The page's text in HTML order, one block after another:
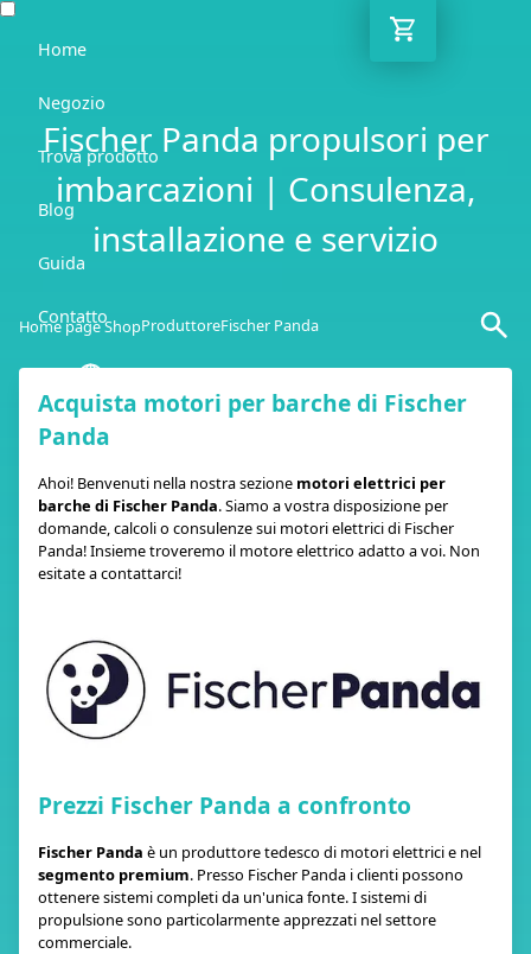
Home
Negozio
Trova prodotto
Blog
Guida
Contatto
Fischer Panda propulsori per
imbarcazioni | Consulenza,
installazione e servizio
Home page ShopProduttoreFischer Panda
Acquista motori per barche di Fischer
Panda
Ahoi! Benvenuti nella nostra sezione motori elettrici per
barche di Fischer Panda. Siamo a vostra disposizione per
domande, calcoli o consulenze sui motori elettrici di Fischer
Panda! Insieme troveremo il motore elettrico adatto a voi. Non
esitate a contattarci!
Prezzi Fischer Panda a confronto
Fischer Panda è un produttore tedesco di motori elettrici e nel
segmento premium. Presso Fischer Panda i clienti possono
ottenere sistemi completi da un'unica fonte. I sistemi di
propulsione sono particolarmente apprezzati nel settore
commerciale.